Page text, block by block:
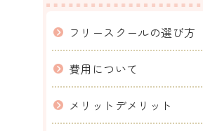
フリースクールの選び方
費用について
メリットデメリット